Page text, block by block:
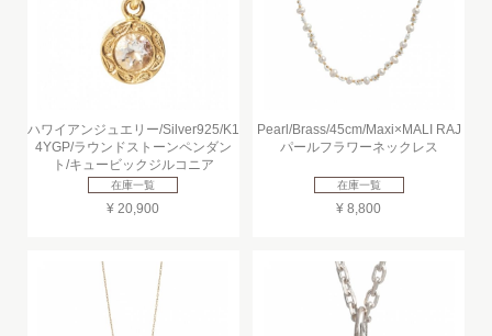
ハワイアンジュエリー/Silver925/K1
4YGP/ラウンドストーンペンダン
ト/キュービックジルコニア
在庫一覧
¥ 20,900
Pearl/Brass/45cm/Maxi×MALI RAJ
パールフラワーネックレス
在庫一覧
¥ 8,800